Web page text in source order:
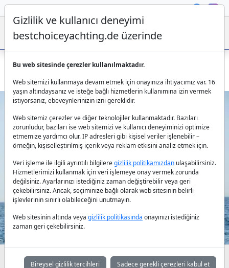
Atina Çıkışlı Tekne Kiralama - Spirit L Yelkenli Tekne
Previous
Müsaitlik durumuna göre günlük fiyatlar
Gizlilik ve kullanıcı deneyimi
bestchoiceyachting.de üzerinde
Bu web sitesinde çerezler kullanılmaktadır.
Web sitemizi kullanmaya devam etmek için onayınıza ihtiyacımız var. 16
yaşın altındaysanız ve isteğe bağlı hizmetlerin kullanımına izin vermek
istiyorsanız, ebeveynlerinizin izni gereklidir.
Web sitemiz çerezler ve diğer teknolojiler kullanmaktadır. Bazıları
zorunludur, bazıları ise web sitemizi ve kullanıcı deneyiminizi optimize
etmemize yardımcı olur. IP adresleri gibi kişisel veriler işlenebilir –
örneğin, kişiselleştirilmiş içerik veya reklam etkisini analiz etmek için.
Veri işleme ile ilgili ayrıntılı bilgileregizlilik politikamızdan ulaşabilirsiniz.
Hizmetlerimizi kullanmak için veri işlemeye onay vermek zorunda
değilsiniz. Ayarlarınızı istediğiniz zaman değiştirebilir veya geri
çekebilirsiniz. Ancak, seçiminize bağlı olarak web sitesinin belirli
işlevlerinin sınırlı olabileceğini unutmayın.
Web sitesinin altında veya gizlilik politikasında onayınızı istediğiniz
zaman geri çekebilirsiniz.
Bireysel gizlilik tercihleri Sadece gerekli çerezleri kabul et